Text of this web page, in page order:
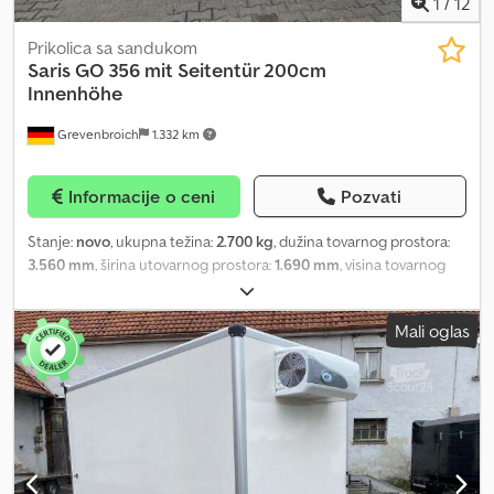
Grevenbroich 1.332 km
Prikolica sa sandukom
SarisGO 356 mit Seitentür 200cm
Innenhöhe
Informacije o ceni Pozvati
Stanje: novo, ukupna težina:2.700 kg, dužina tovarnog prostora:
3.560 mm, širina utovarnog prostora:1.690 mm, visina tovarnog
, ANHÄNGERWIRTZ, vaša prodajna tačka za
nove prikolice, nudi snažne brendirane modele! Više od 850 novih
prikolica na lageru, preko 130 polovnih prikolica stalno u ponudi.
Neobavezan primer: Saris nova proizvodnja Saris sandučasta
prikolica GO 356 169 200 2700 2, dimenzije 356x169x200 cm,
zadnja vrata i bočna vrata, siva GFK (stakleni kompozit), nosivost
2.700 kg. Kofferanhänger GO 356, 356x169x200 cm, 2.700 kg, sa
kočnicom, niskopodni tandem V-ram, izdržljiva konstrukcija od
višeslojne lesonit ploče sa glatkim GFK slojem, siva boja, zadnja
Mali oglas